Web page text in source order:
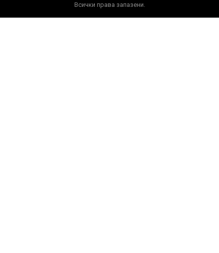
Всички права запазени.